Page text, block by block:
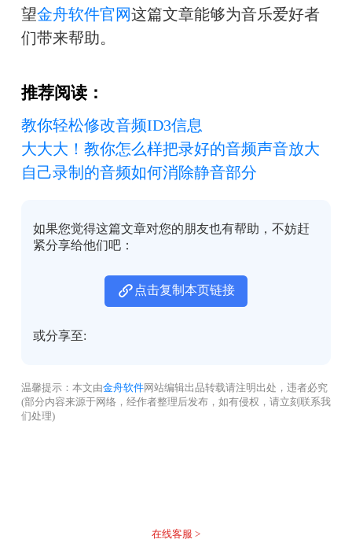
望金舟软件官网这篇文章能够为音乐爱好者
们带来帮助。
推荐阅读：
教你轻松修改音频ID3信息
大大大！教你怎么样把录好的音频声音放大
自己录制的音频如何消除静音部分
如果您觉得这篇文章对您的朋友也有帮助，不妨赶
紧分享给他们吧：
点击复制本页链接
或分享至:
温馨提示：本文由金舟软件网站编辑出品转载请注明出处，违者必究
(部分内容来源于网络，经作者整理后发布，如有侵权，请立刻联系我
们处理)
在线客服 >